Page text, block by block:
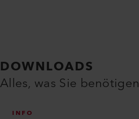
DOWNLOADS
Alles, was Sie benötigen
INFO